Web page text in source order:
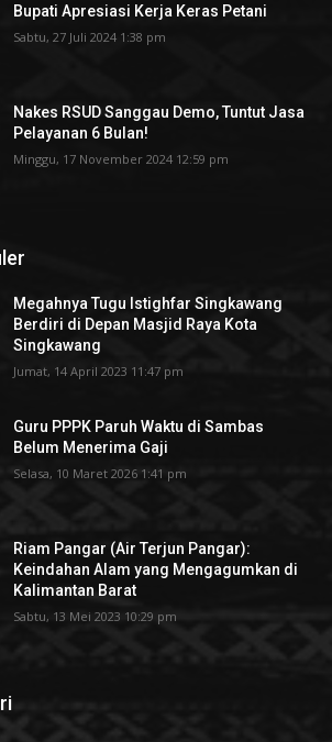
Bupati Apresiasi Kerja Keras Petani
Sabtu, 27 Juli 2024 1:38 pm
Nakes RSUD Sanggau Demo, Tuntut Jasa
Pelayanan 6 Bulan!
Minggu, 17 November 2024 12:59 pm
Megahnya Tugu Istighfar Singkawang
Berdiri di Depan Masjid Raya Kota
Singkawang
Jumat, 14 April 2023 11:47 pm
Guru PPPK Paruh Waktu di Sambas
Belum Menerima Gaji
Selasa, 10 Maret 2026 1:41 pm
Riam Pangar (Air Terjun Pangar):
Keindahan Alam yang Mengagumkan di
Kalimantan Barat
Sabtu, 13 Mei 2023 10:29 pm